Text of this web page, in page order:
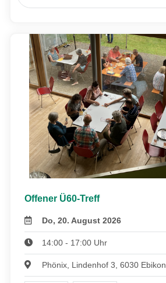
Offener Ü60-Treff
Do, 20. August 2026
14:00 - 17:00 Uhr
Phönix, Lindenhof 3, 6030 Ebikon